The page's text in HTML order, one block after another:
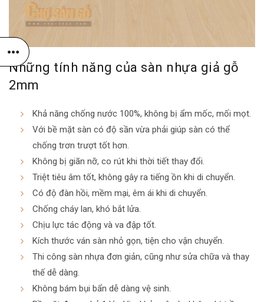
Những tính năng của sàn nhựa giả gỗ
2mm
Khả năng chống nước 100%, không bị ẩm mốc, mối mọt.
Với bề mặt sàn có độ sần vừa phải giúp sàn có thể
chống trơn trượt tốt hơn.
Không bị giãn nỡ, co rút khi thời tiết thay đổi.
Triệt tiêu âm tốt, không gây ra tiếng ồn khi di chuyển.
Có độ đàn hồi, mềm mại, êm ái khi di chuyển.
Chống cháy lan, khó bắt lửa.
Chịu lực tác động và va đập tốt.
Kích thước ván sàn nhỏ gọn, tiện cho vận chuyển.
Thi công sàn nhựa đơn giản, cũng như sửa chữa và thay
thế dễ dàng.
Không bám bụi bẩn dễ dàng vệ sinh.